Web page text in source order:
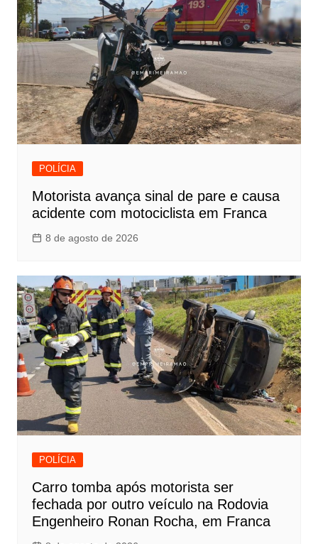
POLÍCIA
Motorista avança sinal de pare e causa
acidente com motociclista em Franca
8 de agosto de 2026
POLÍCIA
Carro tomba após motorista ser
fechada por outro veículo na Rodovia
Engenheiro Ronan Rocha, em Franca